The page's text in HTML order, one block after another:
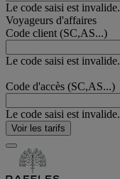
Le code saisi est invalide.
Voyageurs d'affaires
Code client (SC,AS...)
Le code saisi est invalide.
Code d'accès (SC,AS...)
Le code saisi est invalide.
Voir les tarifs